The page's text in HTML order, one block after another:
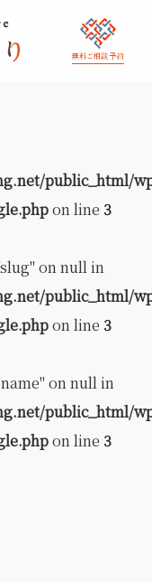
無料ご相談 予約
public_html/
on line 3
on null in
public_html/
on line 3
on null in
public_html/
on line 3